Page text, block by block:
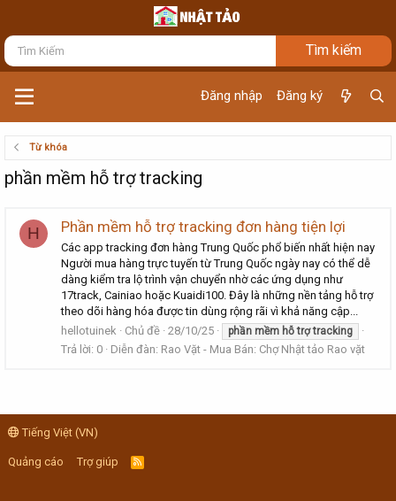
Đăng nhập Đăng ký
Từ khóa
phần mềm hỗ trợ tracking
H Phần mềm hỗ trợ tracking đơn hàng tiện lợi
Các app tracking đơn hàng Trung Quốc phổ biến nhất hiện nay
Người mua hàng trực tuyến từ Trung Quốc ngày nay có thể dễ
dàng kiểm tra lộ trình vận chuyển nhờ các ứng dụng như
17track, Cainiao hoặc Kuaidi100. Đây là những nền tảng hỗ trợ
theo dõi hàng hóa được tin dùng rộng rãi vì khả năng cập...
hellotuinek
Chủ đề 28/10/25 phần mềm hỗ trợ tracking
Trả lời: 0 Diễn đàn: Rao Vặt - Mua Bán: Chợ Nhật tảo Rao vặt
Tiếng Việt (VN)
Quảng cáo Trợ giúp
R
S